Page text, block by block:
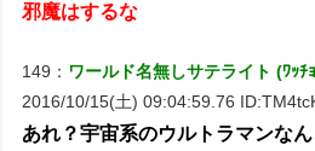
邪魔はするな
149： ワールド名無しサテライト (ﾜｯ
2016/10/15(土) 09:04:59.76
あれ？宇宙系のウルトラマンなん